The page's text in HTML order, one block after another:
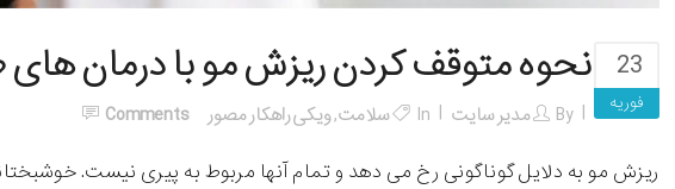
23
فوریه
نحوه متوقف کردن ریزش مو با درمان
By مدیر سایت In سلامت,ویکی راهکار مصور Comments
ریزش مو به دلایل گوناگونی رخ می دهد و تمام آنها مربوط به پیری نیست.